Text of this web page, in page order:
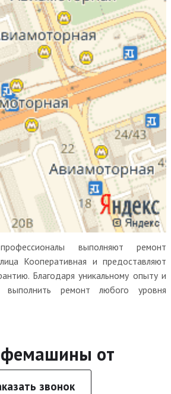
выполняют ремонт
Кооперативная и предоставляют
Благодаря уникальному опыту и
ремонт любого уровня
от
звонок